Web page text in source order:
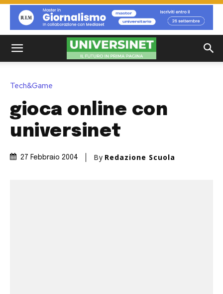
Tech&Game
gioca online con
universinet
27 Febbraio 2004 By Redazione Scuola